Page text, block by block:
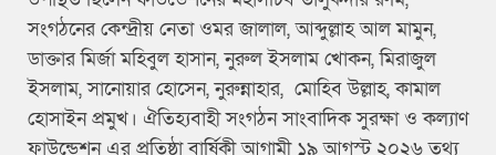
সংগঠনের কেন্দ্রীয় নেতা ওমর জালাল, আব্দুল্লাহ আল মামুন,
ডাক্তার মির্জা মহিবুল হাসান, নুরুল ইসলাম খোকন, মিরাজুল
ইসলাম, সানোয়ার হোসেন, নুরুন্নাহার, মোহিব উল্লাহ, কামাল
হোসাইন প্রমুখ। ঐতিহ্যবাহী সংগঠন সাংবাদিক সুরক্ষা ও কল্যাণ
ফাউন্ডেশন এর প্রতিষ্ঠা বার্ষিকী আগামী ১৯ আগস্ট ২০২৬ তথ্য